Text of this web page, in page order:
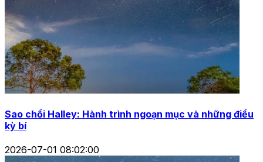
Sao chổi Halley: Hành trình ngoạn mục và những điều
kỳ bí
2026-07-01 08:02:00